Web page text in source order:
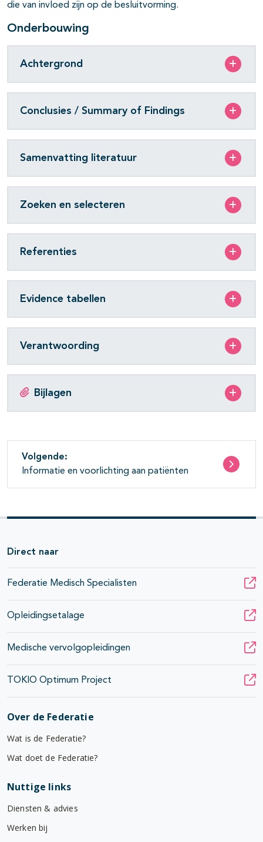
die van invloed zijn op de besluitvorming.
Onderbouwing
Achtergrond
Conclusies / Summary of Findings
Samenvatting literatuur
Zoeken en selecteren
Referenties
Evidence tabellen
Verantwoording
Bijlagen
Volgende:
Informatie en voorlichting aan patiënten
Direct naar
Federatie Medisch Specialisten
Opleidingsetalage
Medische vervolgopleidingen
TOKIO Optimum Project
Over de Federatie
Wat is de Federatie?
Wat doet de Federatie?
Nuttige links
Diensten & advies
Werken bij